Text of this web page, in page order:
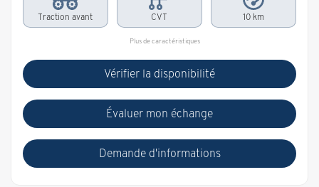
Traction avant CVT 10 km
Plus de caractéristiques
Vérifier la disponibilité
Évaluer mon échange
Demande d'informations